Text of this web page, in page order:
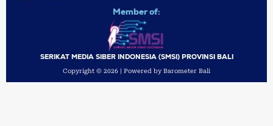
Member of:
SERIKAT MEDIA SIBER INDONESIA (SMSI) PROVINSI BALI
Copyright © 2026 | Powered by Barometer Bali